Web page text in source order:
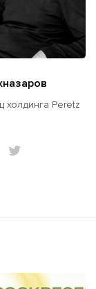
холдинга Peretz